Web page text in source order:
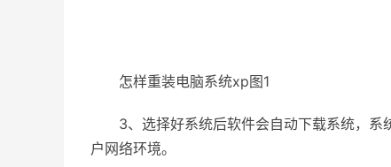
怎样重装电脑系统xp图1
3、选择好系统后软件会自动下载系统，系
户网络环境。